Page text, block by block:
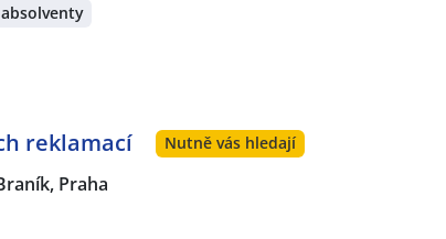
reklamací Nutně vás hledají
Praha